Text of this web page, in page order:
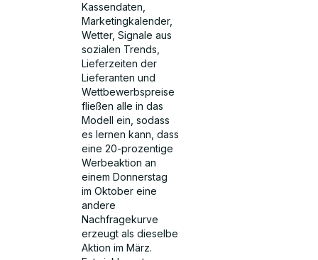
Kassendaten,
Marketingkalender,
Wetter, Signale aus
sozialen Trends,
Lieferzeiten der
Lieferanten und
Wettbewerbspreise
fließen alle in das
Modell ein, sodass
es lernen kann, dass
eine 20-prozentige
Werbeaktion an
einem Donnerstag
im Oktober eine
andere
Nachfragekurve
erzeugt als dieselbe
Aktion im März.